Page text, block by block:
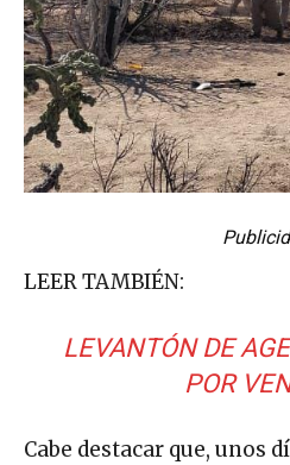
LEER TAMBIÉN:
LEVANTÓN DE
POR
Cabe destacar que, unos